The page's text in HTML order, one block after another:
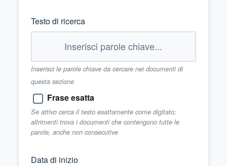
Testo di ricerca
Inserisci le parole chiave da cercare nei documenti di
questa sezione
Frase esatta
Se attivo cerca il testo esattamente come digitato;
altrimenti trova i documenti che contengono tutte le
parole, anche non consecutive
Data di inizio